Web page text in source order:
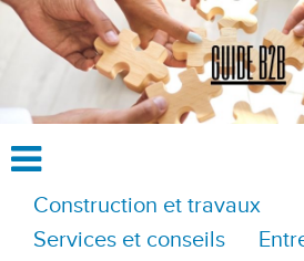
Construction et travaux
Services et conseils